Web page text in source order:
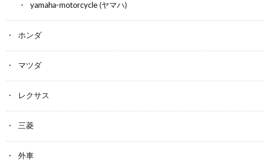
yamaha-motorcycle (ヤマハ)
ホンダ
マツダ
レクサス
三菱
外車